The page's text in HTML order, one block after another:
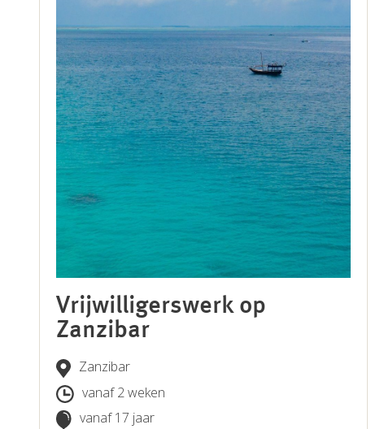
Vrijwilligerswerk op
Zanzibar
Zanzibar
vanaf 2 weken
vanaf 17 jaar